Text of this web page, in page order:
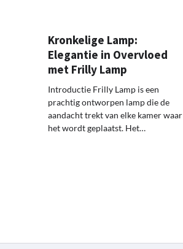
Kronkelige Lamp:
Elegantie in Overvloed
met Frilly Lamp
Introductie Frilly Lamp is een
prachtig ontworpen lamp die de
aandacht trekt van elke kamer waar
het wordt geplaatst. Het…